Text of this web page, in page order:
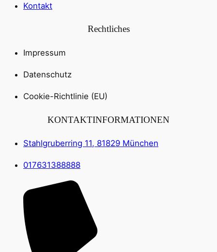
Kontakt
Rechtliches
Impressum
Datenschutz
Cookie-Richtlinie (EU)
KONTAKTINFORMATIONEN
Stahlgruberring 11, 81829 München
017631388888